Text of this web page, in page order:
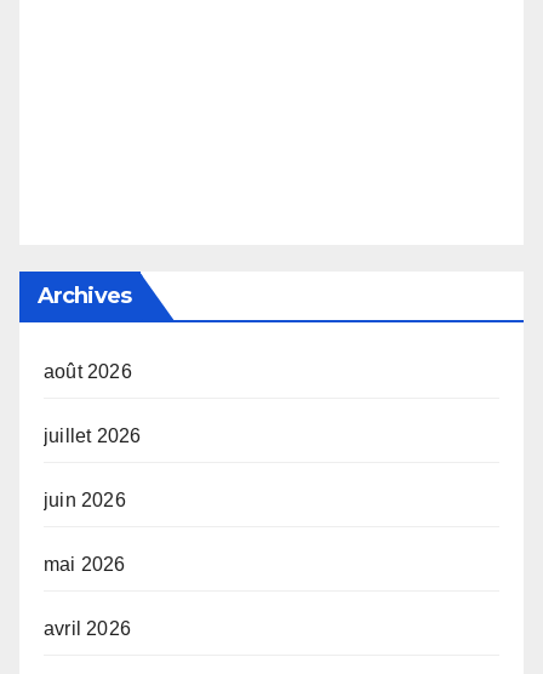
Archives
août 2026
juillet 2026
juin 2026
mai 2026
avril 2026